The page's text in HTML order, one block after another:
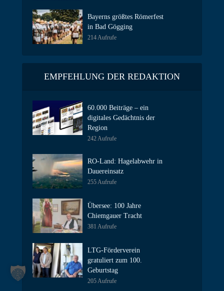
Bayerns größtes Römerfest
in Bad Gögging
214 Aufrufe
EMPFEHLUNG DER REDAKTION
60.000 Beiträge – ein
digitales Gedächtnis der
Region
242 Aufrufe
RO-Land: Hagelabwehr in
Dauereinsatz
255 Aufrufe
Übersee: 100 Jahre
Chiemgauer Tracht
381 Aufrufe
LTG-Förderverein
gratuliert zum 100.
Geburtstag
205 Aufrufe